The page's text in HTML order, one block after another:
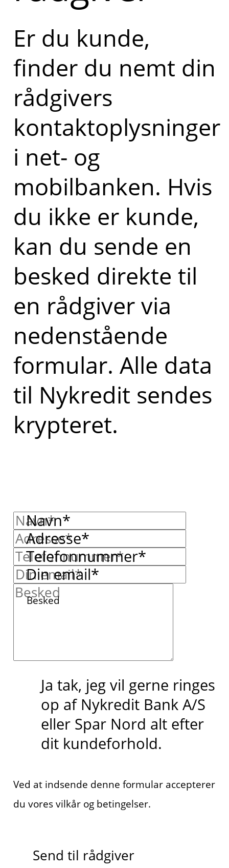
Er du kunde,
finder du nemt din
rådgivers
kontaktoplysninger
i net- og
mobilbanken. Hvis
du ikke er kunde,
kan du sende en
besked direkte til
en rådgiver via
nedenstående
formular. Alle data
til Nykredit sendes
krypteret.
Navn*
Adresse*
Telefonnummer*
Din email*
Besked
Ja tak, jeg vil gerne ringes
op af Nykredit Bank A/S
eller Spar Nord alt efter
dit kundeforhold.
Ved at indsende denne formular accepterer
du vores vilkår og betingelser.
Send til rådgiver